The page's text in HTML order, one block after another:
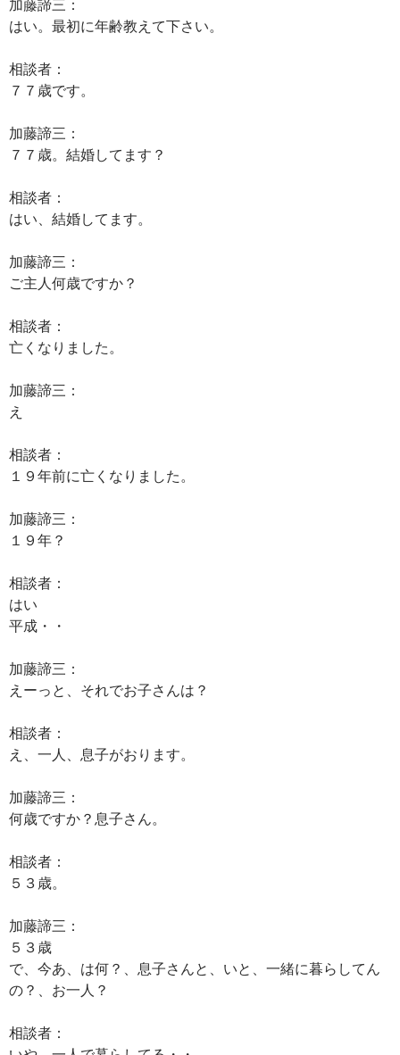
加藤諦三：
はい。最初に年齢教えて下さい。
相談者：
７７歳です。
加藤諦三：
７７歳。結婚してます？
相談者：
はい、結婚してます。
加藤諦三：
ご主人何歳ですか？
相談者：
亡くなりました。
加藤諦三：
え
相談者：
１９年前に亡くなりました。
加藤諦三：
１９年？
相談者：
はい
平成・・
加藤諦三：
えーっと、それでお子さんは？
相談者：
え、一人、息子がおります。
加藤諦三：
何歳ですか？息子さん。
相談者：
５３歳。
加藤諦三：
５３歳
で、今あ、は何？、息子さんと、いと、一緒に暮らしてん
の？、お一人？
相談者：